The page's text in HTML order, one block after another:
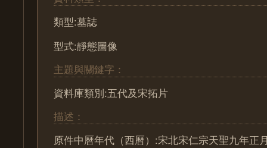
類型:墓誌
型式:靜態圖像
主題與關鍵字：
資料庫類別:五代及宋拓片
描述：
原件中曆年代（西曆）:宋北宋仁宗天聖九年正